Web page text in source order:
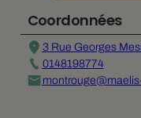
Coordonnées
3 Rue Georges
0148198774